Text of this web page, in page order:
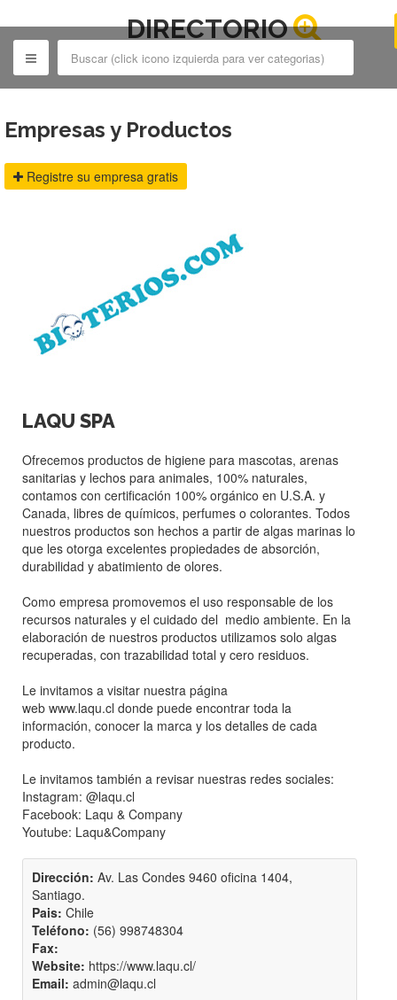
DIRECTORIO
BIOTERIOS.COM
Empresas y Productos
Registre su empresa gratis
LAQU SPA
Ofrecemos productos de higiene para mascotas, arenas
sanitarias y lechos para animales, 100% naturales,
contamos con certificación 100% orgánico en U.S.A. y
Canada, libres de químicos, perfumes o colorantes. Todos
nuestros productos son hechos a partir de algas marinas lo
que les otorga excelentes propiedades de absorción,
durabilidad y abatimiento de olores.
Como empresa promovemos el uso responsable de los
recursos naturales y el cuidado del medio ambiente. En la
elaboración de nuestros productos utilizamos solo algas
recuperadas, con trazabilidad total y cero residuos.
Le invitamos a visitar nuestra página
web www.laqu.cl donde puede encontrar toda la
información, conocer la marca y los detalles de cada
producto.
Le invitamos también a revisar nuestras redes sociales:
Instagram: @laqu.cl
Facebook: Laqu & Company
Youtube: Laqu&Company
Dirección: Av. Las Condes 9460 oficina 1404,
Santiago.
Pais: Chile
Teléfono: (56) 998748304
Fax:
Website: https://www.laqu.cl/
Email: admin@laqu.cl